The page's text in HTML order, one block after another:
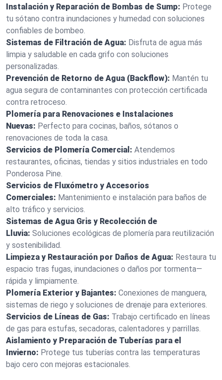
Instalación y Reparación de Bombas de Sump: Protege
tu sótano contra inundaciones y humedad con soluciones
confiables de bombeo.
Sistemas de Filtración de Agua: Disfruta de agua más
limpia y saludable en cada grifo con soluciones
personalizadas.
Prevención de Retorno de Agua (Backflow): Mantén tu
agua segura de contaminantes con protección certificada
contra retroceso.
Plomería para Renovaciones e Instalaciones
Nuevas: Perfecto para cocinas, baños, sótanos o
renovaciones de toda la casa.
Servicios de Plomería Comercial: Atendemos
restaurantes, oficinas, tiendas y sitios industriales en todo
Ponderosa Pine.
Servicios de Fluxómetro y Accesorios
Comerciales: Mantenimiento e instalación para baños de
alto tráfico y servicios.
Sistemas de Agua Gris y Recolección de
Lluvia: Soluciones ecológicas de plomería para reutilización
y sostenibilidad.
Limpieza y Restauración por Daños de Agua: Restaura tu
espacio tras fugas, inundaciones o daños por tormenta—
rápida y limpiamente.
Plomería Exterior y Bajantes: Conexiones de manguera,
sistemas de riego y soluciones de drenaje para exteriores.
Servicios de Líneas de Gas: Trabajo certificado en líneas
de gas para estufas, secadoras, calentadores y parrillas.
Aislamiento y Preparación de Tuberías para el
Invierno: Protege tus tuberías contra las temperaturas
bajo cero con mejoras estacionales.